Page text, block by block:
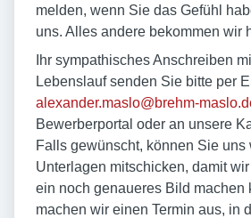
melden, wenn Sie das Gefühl
uns. Alles andere bekommen wir
Ihr sympathisches Anschreiben
Lebenslauf senden Sie bitte per
alexander.maslo@brehm-
Bewerberportal oder an unsere
Falls gewünscht, können Sie uns
Unterlagen mitschicken, damit
ein noch genaueres Bild machen
machen wir einen Termin aus, in